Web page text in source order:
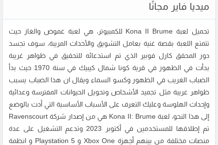
ميديا فاير مجانًا
تحميل لعبة Kona II Brume للكمبيوتر، هي لعبة غموض والغاز حيث
تتمتع اللعبة بقصة غنية بعامل التشويق والأحداث المريبة، سوف تجسد
دور المحقق كارل فوبير الذي تم استدعائه للتحقيق في ظواهر غريبة
بدأت في الظهور في قرية كونا شمال كيبيك في سنة 1970 حيث بدأ
الضباب الغريب في الظهور وكسو السماء ويقال ان هذا الضباب يسبب
ظواهر غريبة مثل تجميد الأشخاص وتحويل الحيوانات المفترسة وعدائية
وإحداث الهلوسة وعليك التعرف على الأسباب الأساسية التي أدت بالوضع
إلى هذا النحو، لعبة Kona II: Brume هي من إصدار شركة Ravenscourt
تم إطلاقها للمستخدمين في أكتوبر 2023 وتدعم التشغيل على عدة
منصات مختلفة من بينهم أجهزة Xbox One و Playstation 5 و انظمة